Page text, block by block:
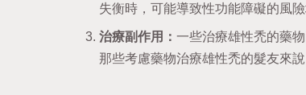
失衡時，可能導致性功能障礙的風險
治療副作用： 一些治療雄性禿的藥
那些考慮藥物治療雄性禿的髮友來